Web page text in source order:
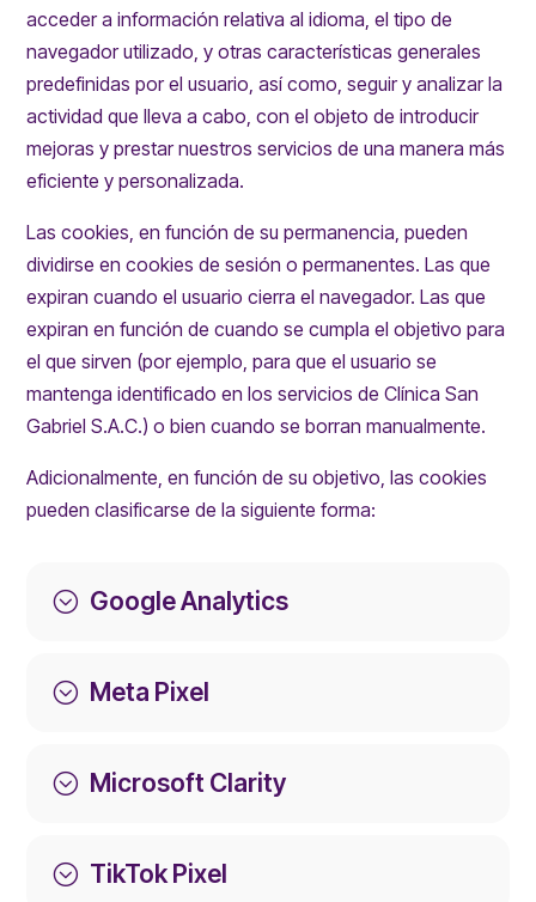
acceder a información relativa al idioma, el tipo de
navegador utilizado, y otras características generales
predefinidas por el usuario, así como, seguir y analizar la
actividad que lleva a cabo, con el objeto de introducir
mejoras y prestar nuestros servicios de una manera más
eficiente y personalizada.
Las cookies, en función de su permanencia, pueden
dividirse en cookies de sesión o permanentes. Las que
expiran cuando el usuario cierra el navegador. Las que
expiran en función de cuando se cumpla el objetivo para
el que sirven (por ejemplo, para que el usuario se
mantenga identificado en los servicios de Clínica San
Gabriel S.A.C.) o bien cuando se borran manualmente.
Adicionalmente, en función de su objetivo, las cookies
pueden clasificarse de la siguiente forma:
; Google Analytics
; Meta Pixel
; Microsoft Clarity
; TikTok Pixel